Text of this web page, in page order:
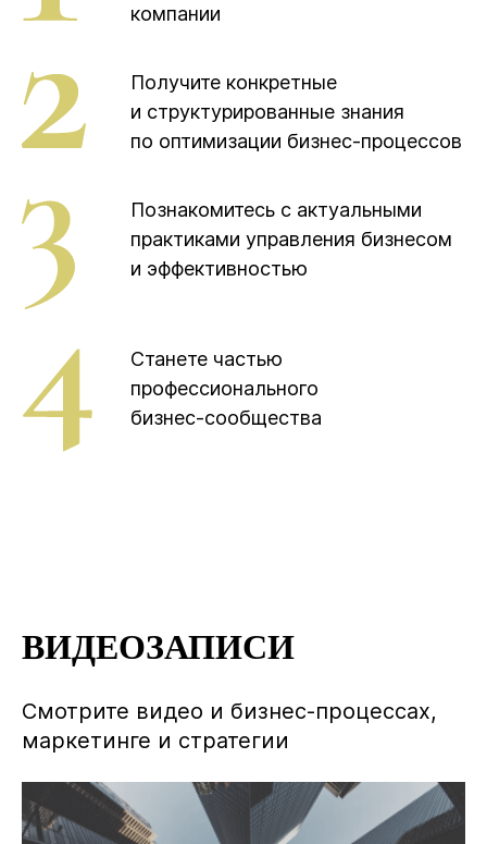
компании
Получите конкретные
и структурированные знания
по оптимизации бизнес-процессов
Познакомитесь с актуальными
практиками управления бизнесом
и эффективностью
Станете частью
профессионального
бизнес-сообщества
ВИДЕОЗАПИСИ
Смотрите видео и бизнес-процессах,
маркетинге и стратегии